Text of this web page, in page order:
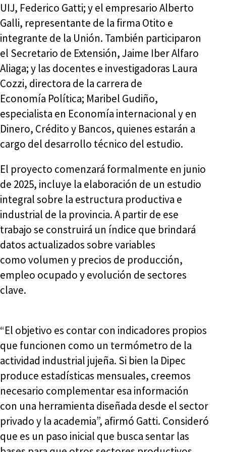
UIJ, Federico Gatti; y el empresario Alberto
Galli, representante de la firma Otito e
integrante de la Unión. También participaron
el Secretario de Extensión, Jaime Iber Alfaro
Aliaga; y las docentes e investigadoras Laura
Cozzi, directora de la carrera de
Economía Política; Maribel Gudiño,
especialista en Economía internacional y en
Dinero, Crédito y Bancos, quienes estarán a
cargo del desarrollo técnico del estudio.
El proyecto comenzará formalmente en junio
de 2025, incluye la elaboración de un estudio
integral sobre la estructura productiva e
industrial de la provincia. A partir de ese
trabajo se construirá un índice que brindará
datos actualizados sobre variables
como volumen y precios de producción,
empleo ocupado y evolución de sectores
clave.
“El objetivo es contar con indicadores propios
que funcionen como un termómetro de la
actividad industrial jujeña. Si bien la Dipec
produce estadísticas mensuales, creemos
necesario complementar esa información
con una herramienta diseñada desde el sector
privado y la academia”, afirmó Gatti. Consideró
que es un paso inicial que busca sentar las